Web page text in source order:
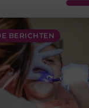
BERICHTEN